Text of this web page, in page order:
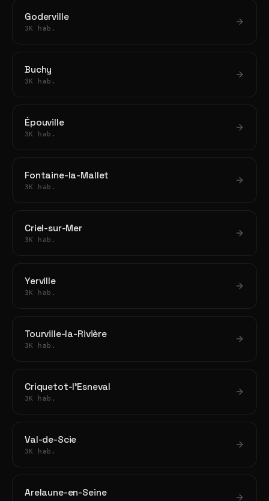
Goderville
3K hab.
Buchy
3K hab.
Épouville
3K hab.
Fontaine-la-Mallet
3K hab.
Criel-sur-Mer
3K hab.
Yerville
3K hab.
Tourville-la-Rivière
3K hab.
Criquetot-l'Esneval
3K hab.
Val-de-Scie
3K hab.
Arelaune-en-Seine